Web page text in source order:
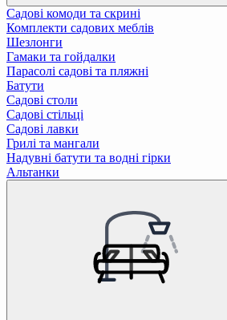
Садові комоди та скрині
Комплекти садових меблів
Шезлонги
Гамаки та гойдалки
Парасолі садові та пляжні
Батути
Садові столи
Садові стільці
Садові лавки
Грилі та мангали
Надувні батути та водні гірки
Альтанки